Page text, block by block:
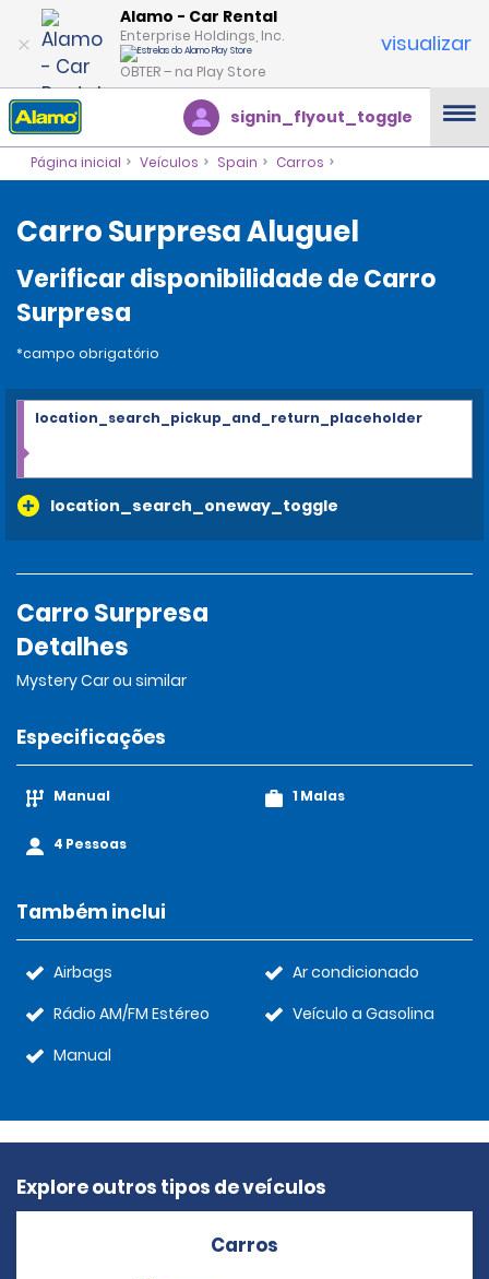
Alamo - Car Rental
Enterprise Holdings, Inc.
OBTER – na Play Store
visualizar
signin_flyout_toggle
Página inicial Veículos Spain Carros
Carro Surpresa Aluguel
Verificar disponibilidade de Carro
Surpresa
*campo obrigatório
location_search_oneway_toggle
location_search_pickup_and_return_placeholder
Carro Surpresa
Detalhes
Mystery Car ou similar
Especificações
Manual
4 Pessoas
1 Malas
Também inclui
Airbags
Rádio AM/FM Estéreo
Manual
Ar condicionado
Veículo a Gasolina
Explore outros tipos de veículos
Carros